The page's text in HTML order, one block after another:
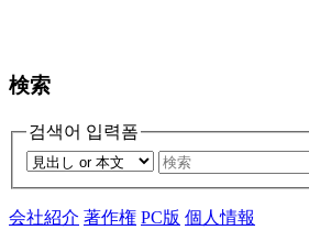
検索
검색어 입력폼
会社紹介 著作権 PC版 個人情報